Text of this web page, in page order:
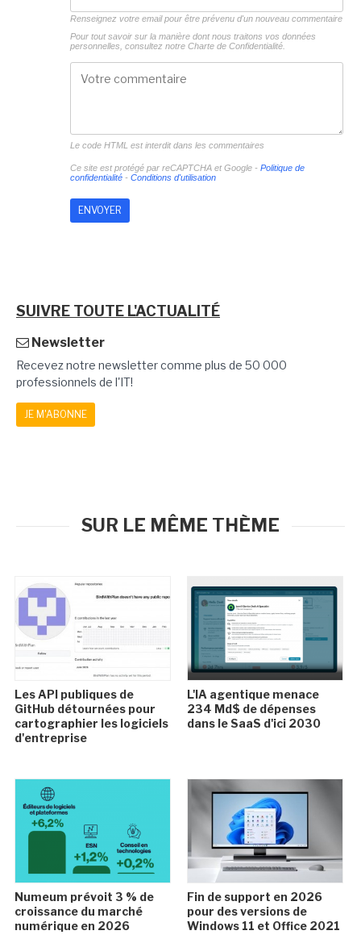
Renseignez votre email pour être prévenu d'un nouveau commentaire
Pour tout savoir sur la manière dont nous traitons vos données
personnelles, consultez notre Charte de Confidentialité.
Le code HTML est interdit dans les commentaires
Ce site est protégé par reCAPTCHA et Google - Politique de
confidentialité- Conditions d'utilisation
SUIVRE TOUTE L'ACTUALITÉ
Newsletter
Recevez notre newsletter comme plus de 50 000
professionnels de l'IT!
JE M'ABONNE
SUR LE MÊME THÈME
Les API publiques de
GitHub détournées pour
cartographier les logiciels
d'entreprise
L'IA agentique menace
234 Md$ de dépenses
dans le SaaS d'ici 2030
Numeum prévoit 3 % de
croissance du marché
numérique en 2026
Fin de support en 2026
pour des versions de
Windows 11 et Office 2021